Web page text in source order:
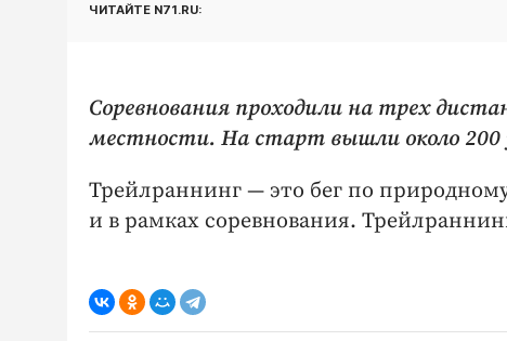
ЧИТАЙТЕ N71.RU:
Соревнования проходили на трех
местности. На старт вышли около 200
Трейлраннинг — это бег по
и в рамках соревнования.